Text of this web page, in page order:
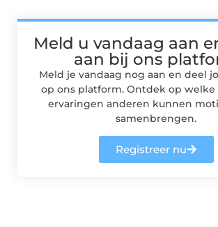
Meld u vandaag aan
aan bij ons
Meld je vandaag nog aan en deel
op ons platform. Ontdek op welke
ervaringen anderen kunnen
samenbrengen.
Registreer nu